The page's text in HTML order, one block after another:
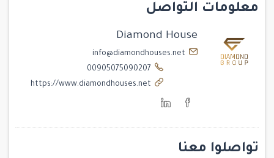
معلومات التواصل
Diamond House
info@diamondhouses.net
تواصلوا معنا